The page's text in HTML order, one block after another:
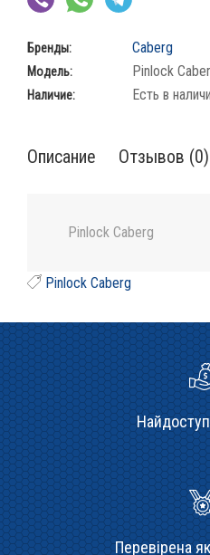
Бренды: Caberg
Модель: Pinlock
Наличие: Есть в
Описание Отзывов (0)
Pinlock Caberg
Pinlock Caberg
Перевірена